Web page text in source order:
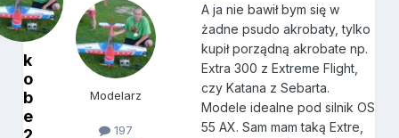
k
o
b
e
Modelarz
197
A ja nie bawił bym się w
żadne psudo akrobaty, tylko
kupił porządną akrobate np.
Extra 300 z Extreme Flight,
czy Katana z Sebarta.
Modele idealne pod silnik OS
55 AX. Sam mam taką Extre,